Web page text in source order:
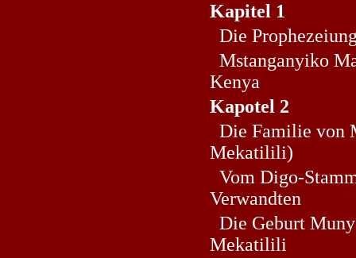
Kapitel 1
Die
Mstanganyiko
Kenya
Kapotel 2
Die Familie von
Mekatilili)
Vom Digo-
Verwandten
Die Geburt
Mekatilili